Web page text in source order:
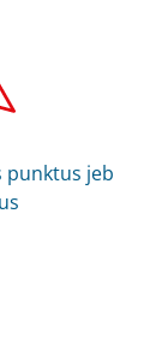
punktus jeb